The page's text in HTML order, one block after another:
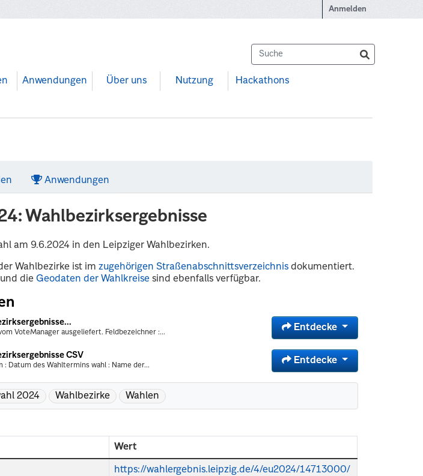
Anmelden
Anwendungen Über uns Nutzung Hackathons
Anwendungen
Wahlbezirksergebnisse
am 9.6.2024 in den Leipziger Wahlbezirken.
Wahlbezirke ist imzugehörigen Straßenabschnittsverzeichnis dokumentiert.
und dieGeodaten der Wahlkreise sind ebenfalls verfügbar.
VoteManager ausgeliefert. Feldbezeichner :... Entdecke
CSV
: Datum des Wahltermins wahl : Name der... Entdecke
2024 Wahlbezirke Wahlen
Wert
https://wahlergebnis.leipzig.de/4/eu2024/14713000/